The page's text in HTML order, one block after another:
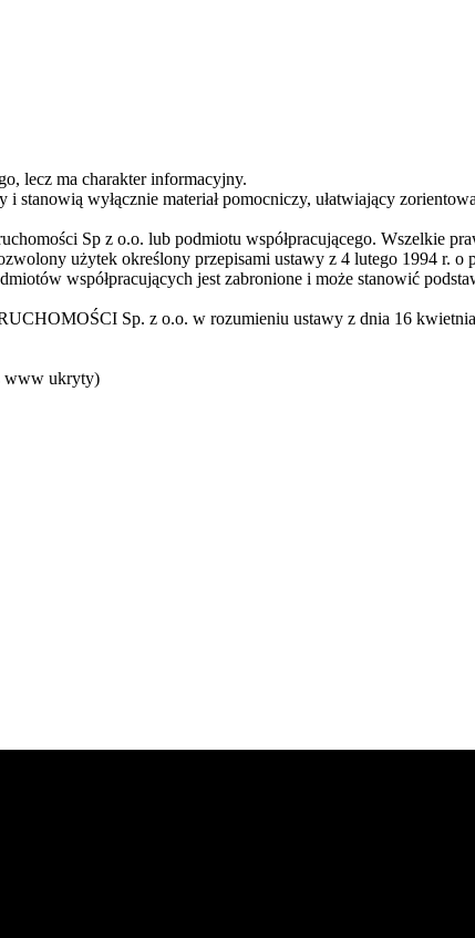
lecz ma charakter informacyjny.
stanowią wyłącznie materiał pomocniczy, ułatwiający
Sp z o.o. lub podmiotu współpracującego. Wszelkie
użytek określony przepisami ustawy z 4 lutego 1994 r.
współpracujących jest zabronione i może stanowić
Sp. z o.o. w rozumieniu ustawy z dnia 16
www ukryty)